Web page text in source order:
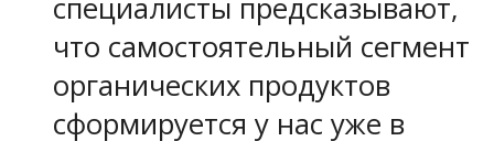
специалисты предсказывают,
что самостоятельный сегмент
органических продуктов
сформируется у нас уже в